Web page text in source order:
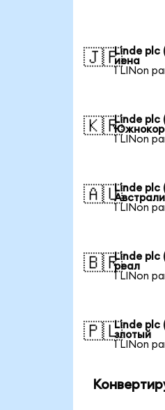
🇯🇵Linde plc
иена
1 LINon
🇰🇷Linde plc
1 LINon
🇦🇺Linde plc
1 LINon
🇧🇷Linde plc
реал
1 LINon
🇵🇱Linde plc
злотый
1 LINon